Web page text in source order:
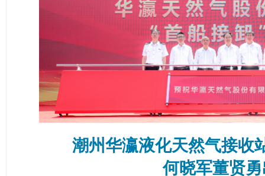
潮州华瀛液化天然气接收
何晓军董贤